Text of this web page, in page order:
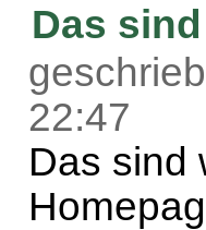
Das
22:47
Das sind